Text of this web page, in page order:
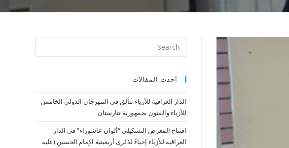
أحدث المقالات
الدار العراقية للأزياء تتألق في المهرجان الدولي الخامس
للأزياء والفنون بجمهورية تتارستان
افتتاح المعرض التشكيلي “ألوان عاشوراء” في الدار
العراقية للأزياء إحياءً لذكرى أربعينية الإمام الحسين (عليه